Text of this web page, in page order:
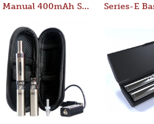
510 Manual 400mAh Starter Kit